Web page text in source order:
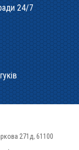
24/7
271д, 61100